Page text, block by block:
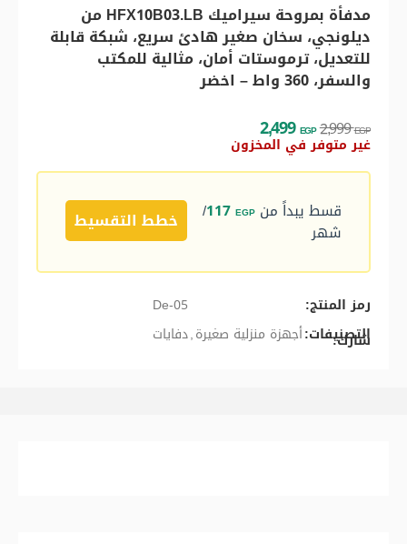
مدفأة بمروحة سيراميك HFX10B03.LB من
ديلونجي، سخان صغير هادئ سريع، شبكة قابلة
للتعديل، ترموستات أمان، مثالية للمكتب
والسفر، 360 واط – اخضر
2,999EGP
2,499 EGP
غير متوفر في المخزون
قسط يبداً من 117 EGP
/
شهر
خطط التقسيط
رمز المنتج:
De-05
التصنيفات:أجهزة منزلية صغيرة,دفايات شارك: